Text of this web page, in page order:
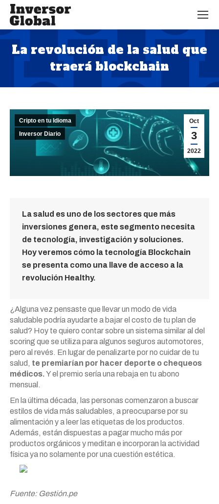
La revolución de la salud que
traerá blockchain
Estás aquí:
Oct
3
2022
Cripto en tu Idioma
Inversor Diario
La salud es uno de los sectores que más
inversiones genera, este segmento necesita
de tecnología, investigación y soluciones.
Hoy veremos cómo la tecnología Blockchain
se presenta como una llave de acceso a la
revolución Healthy.
¿Alguna vez pensaste que llevar un modo de vida
saludable podría ayudarte a bajar el costo de tu plan de
salud? Hoy te quiero contar sobre un sistema similar al del
scoring que se utiliza para algunos seguros automotores,
pero al revés. En lugar de penalizarte por no cuidar de tu
salud, te premiarían por hacer deporte o chequeos
médicos.Y el premio sería una rebaja en tu abono
mensual.
En la última década, las personas comenzaron a buscar
estilos de vida más saludables, a preocuparse por su
alimentación y a leer las etiquetas de los productos.
Además, están dispuestas a pagar mucho más por
productos orgánicos y meditan e incorporan la actividad
física ya no solamente por una cuestión estética.
Fuente: Gestión.pe